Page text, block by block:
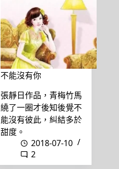
不能沒有你
張靜日作品，青梅竹馬
繞了一圈才後知後覺不
能沒有彼此，糾結多於
甜度。
2018-07-10
2